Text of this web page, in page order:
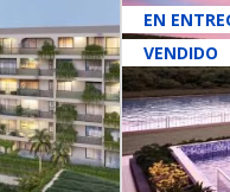
EN
VENDIDO